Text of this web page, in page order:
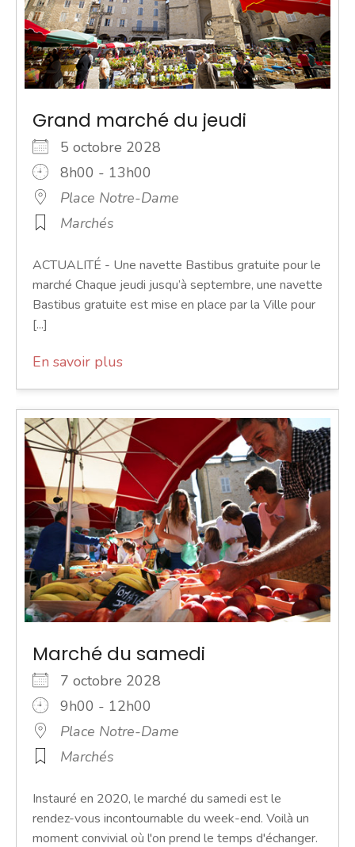
Grand marché du jeudi
5 octobre 2028
8h00 - 13h00
Place Notre-Dame
Marchés
ACTUALITÉ - Une navette Bastibus gratuite pour le
marché Chaque jeudi jusqu’à septembre, une navette
Bastibus gratuite est mise en place par la Ville pour
[...]
En savoir plus
Marché du samedi
7 octobre 2028
9h00 - 12h00
Place Notre-Dame
Marchés
Instauré en 2020, le marché du samedi est le
rendez-vous incontournable du week-end. Voilà un
moment convivial où l'on prend le temps d'échanger.